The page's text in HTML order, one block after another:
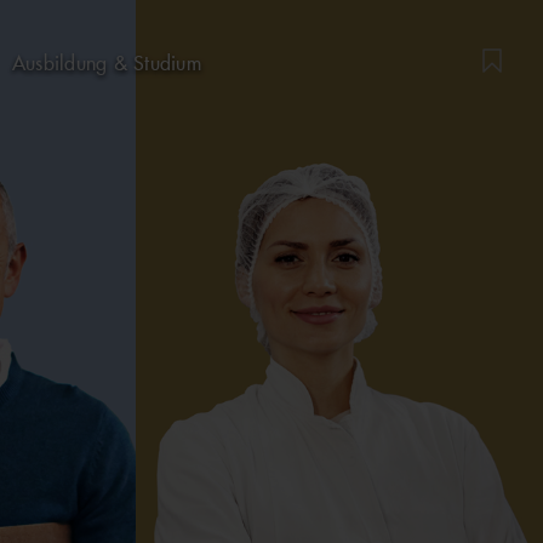
Ausbildung & Studium